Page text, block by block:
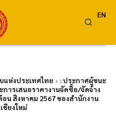
EN
แห่งประเทศไทย
: ประกาศผู้ชนะ
ารเสนอราคางานจัดซื้อ/จัดจ้าง
อน สิงหาคม 2567 ของสำนักงาน
ชียงใหม่